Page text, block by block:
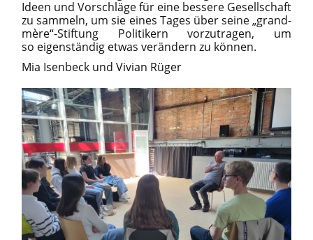
Ideen und Vorschläge für eine bessere Gesellschaft
zu sammeln, um sie eines Tages über seine „grand-
mère“-Stiftung Politikern vorzutragen, um
so eigenständig etwas verändern zu können.
Mia Isenbeck und Vivian Rüger